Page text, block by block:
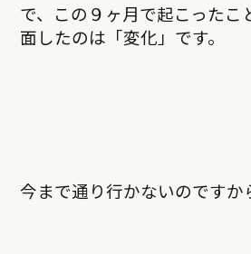
で、この９ヶ月で起こったこ
面したのは「変化」です。
今まで通り行かないのですか